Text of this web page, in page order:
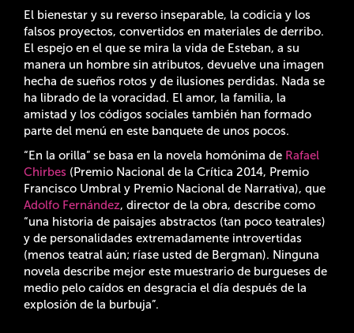
El bienestar y su reverso inseparable, la codicia y los
falsos proyectos, convertidos en materiales de derribo.
El espejo en el que se mira la vida de Esteban, a su
manera un hombre sin atributos, devuelve una imagen
hecha de sueños rotos y de ilusiones perdidas. Nada se
ha librado de la voracidad. El amor, la familia, la
amistad y los códigos sociales también han formado
parte del menú en este banquete de unos pocos.
“En la orilla” se basa en la novela homónima de Rafael
Chirbes (Premio Nacional de la Crítica 2014, Premio
Francisco Umbral y Premio Nacional de Narrativa), que
Adolfo Fernández, director de la obra, describe como
“una historia de paisajes abstractos (tan poco teatrales)
y de personalidades extremadamente introvertidas
(menos teatral aún; ríase usted de Bergman). Ninguna
novela describe mejor este muestrario de burgueses de
medio pelo caídos en desgracia el día después de la
explosión de la burbuja”.